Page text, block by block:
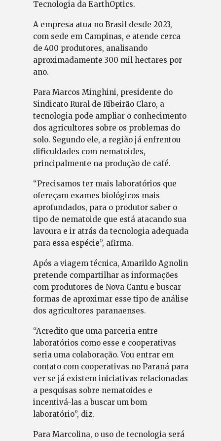
Tecnologia da EarthOptics.
A empresa atua no Brasil desde 2023,
com sede em Campinas, e atende cerca
de 400 produtores, analisando
aproximadamente 300 mil hectares por
ano.
Para Marcos Minghini, presidente do
Sindicato Rural de Ribeirão Claro, a
tecnologia pode ampliar o conhecimento
dos agricultores sobre os problemas do
solo. Segundo ele, a região já enfrentou
dificuldades com nematoides,
principalmente na produção de café.
“Precisamos ter mais laboratórios que
ofereçam exames biológicos mais
aprofundados, para o produtor saber o
tipo de nematoide que está atacando sua
lavoura e ir atrás da tecnologia adequada
para essa espécie”, afirma.
Após a viagem técnica, Amarildo Agnolin
pretende compartilhar as informações
com produtores de Nova Cantu e buscar
formas de aproximar esse tipo de análise
dos agricultores paranaenses.
“Acredito que uma parceria entre
laboratórios como esse e cooperativas
seria uma colaboração. Vou entrar em
contato com cooperativas no Paraná para
ver se já existem iniciativas relacionadas
a pesquisas sobre nematoides e
incentivá-las a buscar um bom
laboratório”, diz.
Para Marcolina, o uso de tecnologia será